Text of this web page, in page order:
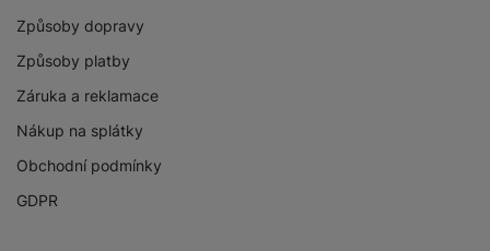
Způsoby dopravy
Způsoby platby
Záruka a reklamace
Nákup na splátky
Obchodní podmínky
GDPR